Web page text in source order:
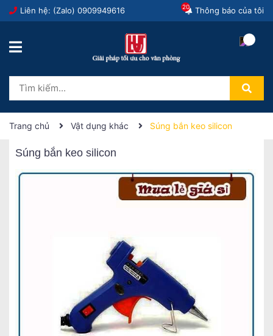
Liên hệ: (Zalo) 0909949616 Thông báo của tôi
20
Trang chủ Vật dụng khác Súng bắn keo silicon
Súng bắn keo silicon